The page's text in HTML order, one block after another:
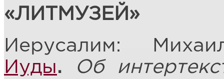
«ЛИТМУЗЕЙ»
Иерусалим:
Иуды.
Об